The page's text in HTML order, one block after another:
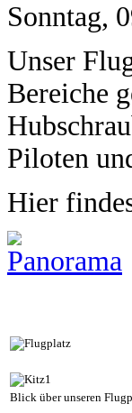
Sonntag,
Unser
Bereiche
Piloten
Hier
Blick über unseren